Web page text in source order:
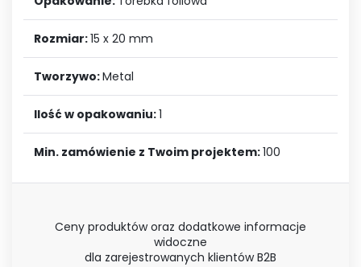
Rozmiar:15 x 20 mm
Tworzywo:Metal
Ilość w opakowaniu:1
Min. zamówienie z Twoim projektem:100
Ceny produktów oraz dodatkowe informacje
widoczne
dla zarejestrowanych klientów B2B